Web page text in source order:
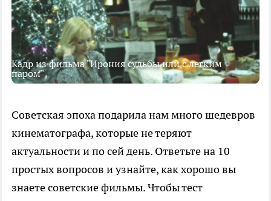
Кадр из фильма "Ирония судьбы или с легким
паром"
Советская эпоха подарила нам много шедевров
кинематографа, которые не теряют
актуальности и по сей день. Ответьте на 10
простых вопросов и узнайте, как хорошо вы
знаете советские фильмы. Чтобы тест